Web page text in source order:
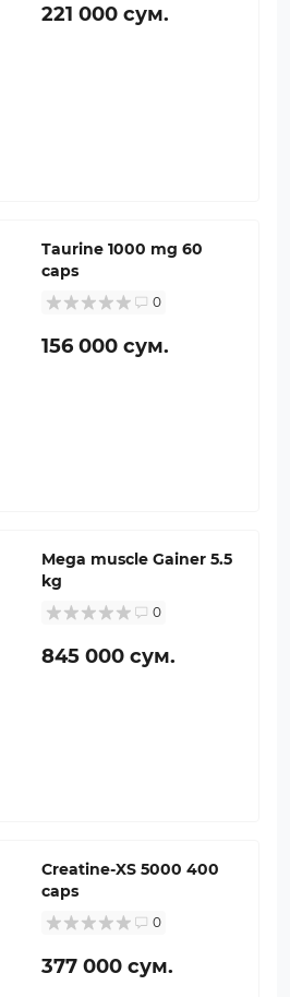
221 000 сум.
Taurine 1000 mg 60
caps
0
156 000 сум.
Mega muscle Gainer 5.5
kg
0
845 000 сум.
Creatine-XS 5000 400
caps
0
377 000 сум.